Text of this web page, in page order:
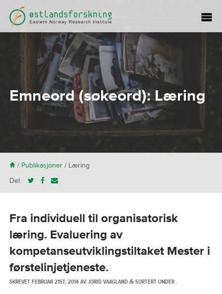
Emneord (søkeord):Læring
H/ Publikasjoner/ Læring
Del:
Fra individuell til organisatorisk
læring. Evaluering av
kompetanseutviklingstiltaket Mester i
førstelinjetjeneste.
SKREVETFEBRUAR 21ST, 2014AVJORID VAAGLAND &SORTERT UNDER .